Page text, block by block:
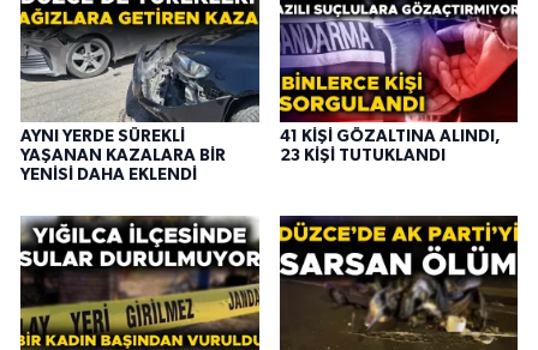
AYNI YERDE SÜREKLİ
YAŞANAN KAZALARA BİR
YENİSİ DAHA EKLENDİ
41 KİŞİ GÖZALTINA ALINDI,
23 KİŞİ TUTUKLANDI